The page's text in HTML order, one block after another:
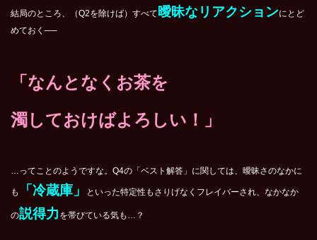
結局のところ、（Q2を除けば）すべて曖昧なリアクションにとど
めておく──
「なんとなくお茶を
濁しておけばよろしい！」
…ってことのようですな。Q4の「ベスト解答」に関しては、曖昧さのなかに
も 「冷蔵庫」 といった特定性もさりげなくフレイバーされ、なかなか
の説得力 を帯びている気も…？